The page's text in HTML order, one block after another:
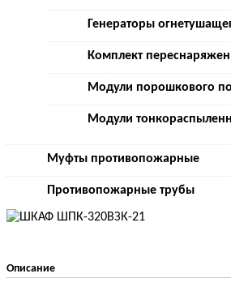
Генераторы
Комплект
Модули порошкового
Модули
Муфты противопожарные
Противопожарные трубы
Описание